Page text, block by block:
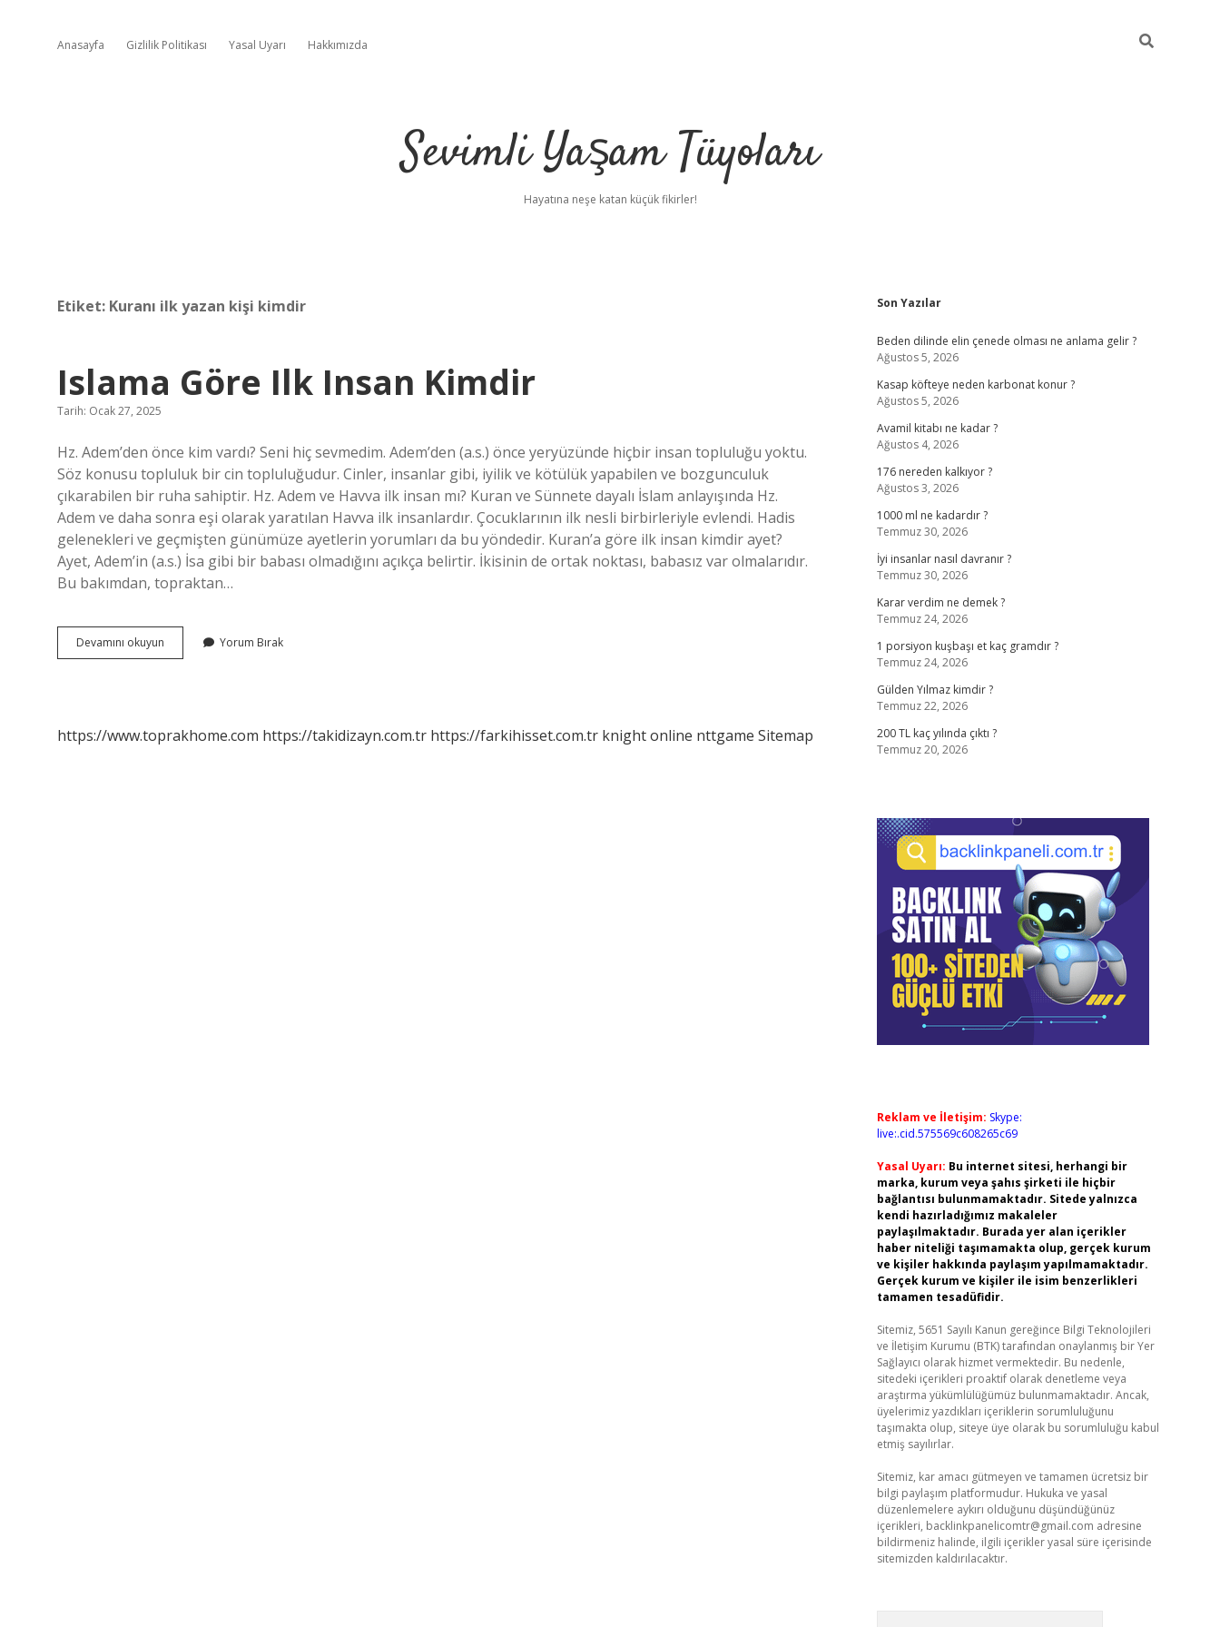
Anasayfa Gizlilik Politikası Yasal Uyarı Hakkımızda
Sevimli Yaşam Tüyoları
Hayatına neşe katan küçük fikirler!
Etiket: Kuranı ilk yazan kişi kimdir
Islama Göre Ilk Insan Kimdir
Tarih: Ocak 27, 2025
Hz. Adem’den önce kim vardı? Seni hiç sevmedim. Adem’den (a.s.) önce yeryüzünde hiçbir insan topluluğu yoktu.
Söz konusu topluluk bir cin topluluğudur. Cinler, insanlar gibi, iyilik ve kötülük yapabilen ve bozgunculuk
çıkarabilen bir ruha sahiptir. Hz. Adem ve Havva ilk insan mı? Kuran ve Sünnete dayalı İslam anlayışında Hz.
Adem ve daha sonra eşi olarak yaratılan Havva ilk insanlardır. Çocuklarının ilk nesli birbirleriyle evlendi. Hadis
gelenekleri ve geçmişten günümüze ayetlerin yorumları da bu yöndedir. Kuran’a göre ilk insan kimdir ayet?
Ayet, Adem’in (a.s.) İsa gibi bir babası olmadığını açıkça belirtir. İkisinin de ortak noktası, babasız var olmalarıdır.
Bu bakımdan, topraktan…
Devamını okuyun
Göre
Yorum Bırak
https://www.toprakhome.com https://takidizayn.com.tr https://farkihisset.com.tr knight online nttgame Sitemap
Sidebar
Son Yazılar
Beden dilinde elin çenede olması ne anlama gelir ?
Ağustos 5, 2026
Kasap köfteye neden karbonat konur ?
Ağustos 5, 2026
Avamil kitabı ne kadar ?
Ağustos 4, 2026
176 nereden kalkıyor ?
Ağustos 3, 2026
1000 ml ne kadardır ?
Temmuz 30, 2026
İyi insanlar nasıl davranır ?
Temmuz 30, 2026
Karar verdim ne demek ?
Temmuz 24, 2026
1 porsiyon kuşbaşı et kaç gramdır ?
Temmuz 24, 2026
Gülden Yılmaz kimdir ?
Temmuz 22, 2026
200 TL kaç yılında çıktı ?
Temmuz 20, 2026
Reklam ve İletişim: Skype:
live:.cid.575569c608265c69
Yasal Uyarı: Bu internet sitesi, herhangi bir
marka, kurum veya şahıs şirketi ile hiçbir
bağlantısı bulunmamaktadır. Sitede yalnızca
kendi hazırladığımız makaleler
paylaşılmaktadır. Burada yer alan içerikler
haber niteliği taşımamakta olup, gerçek kurum
ve kişiler hakkında paylaşım yapılmamaktadır.
Gerçek kurum ve kişiler ile isim benzerlikleri
tamamen tesadüfidir.
Sitemiz, 5651 Sayılı Kanun gereğince Bilgi Teknolojileri
ve İletişim Kurumu (BTK) tarafından onaylanmış bir Yer
Sağlayıcı olarak hizmet vermektedir. Bu nedenle,
sitedeki içerikleri proaktif olarak denetleme veya
araştırma yükümlülüğümüz bulunmamaktadır. Ancak,
üyelerimiz yazdıkları içeriklerin sorumluluğunu
taşımakta olup, siteye üye olarak bu sorumluluğu kabul
etmiş sayılırlar.
Sitemiz, kar amacı gütmeyen ve tamamen ücretsiz bir
bilgi paylaşım platformudur. Hukuka ve yasal
düzenlemelere aykırı olduğunu düşündüğünüz
içerikleri, backlinkpanelicomtr@gmail.com adresine
bildirmeniz halinde, ilgili içerikler yasal süre içerisinde
sitemizden kaldırılacaktır.